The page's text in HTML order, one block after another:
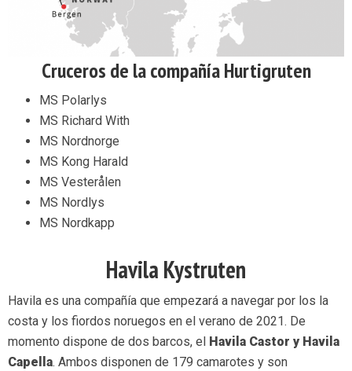
Cruceros de la compañía Hurtigruten
MS Polarlys
MS Richard With
MS Nordnorge
MS Kong Harald
MS Vesterålen
MS Nordlys
MS Nordkapp
Havila Kystruten
Havila es una compañía que empezará a navegar por los la
costa y los fiordos noruegos en el verano de 2021. De
momento dispone de dos barcos, el
Havila Castor y Havila
Capella. Ambos disponen de 179 camarotes y son